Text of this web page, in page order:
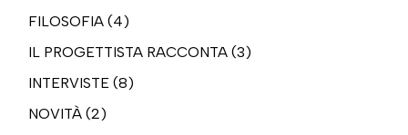
FILOSOFIA (4)
IL PROGETTISTA RACCONTA (3)
INTERVISTE (8)
NOVITÀ (2)